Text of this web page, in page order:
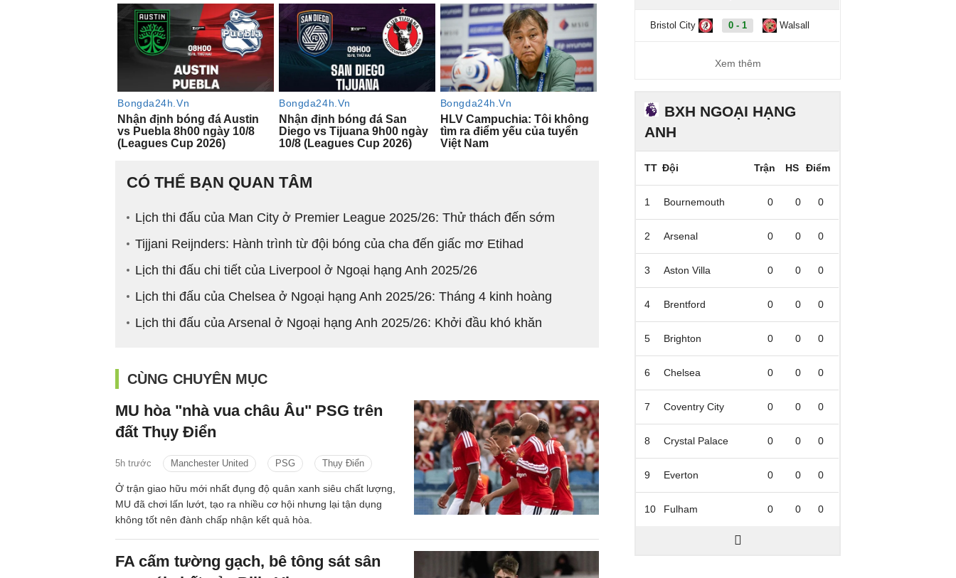
CÓ THỂ BẠN QUAN TÂM
Lịch thi đấu của Man City ở Premier League 2025/26: Thử thách đến sớm
Tijjani Reijnders: Hành trình từ đội bóng của cha đến giấc mơ Etihad
Lịch thi đấu chi tiết của Liverpool ở Ngoại hạng Anh 2025/26
Lịch thi đấu của Chelsea ở Ngoại hạng Anh 2025/26: Tháng 4 kinh hoàng
Lịch thi đấu của Arsenal ở Ngoại hạng Anh 2025/26: Khởi đầu khó khăn
CÙNG CHUYÊN MỤC
MU hòa "nhà vua châu Âu" PSG trên
đất Thụy Điển
5h trước Manchester United PSG Thụy Điển
Ở trận giao hữu mới nhất đụng độ quân xanh siêu chất lượng,
MU đã chơi lấn lướt, tạo ra nhiều cơ hội nhưng lại tận dụng
không tốt nên đành chấp nhận kết quả hòa.
FA cấm tường gạch, bê tông sát sân
Bristol City 0 - 1 Walsall
Xem thêm
BXH NGOẠI HẠNG
ANH
TT Đội Trận HS Điểm
1 Bournemouth 0 0 0
2 Arsenal 0 0 0
3 Aston Villa 0 0 0
4 Brentford 0 0 0
5 Brighton 0 0 0
6 Chelsea 0 0 0
7 Coventry City 0 0 0
8 Crystal Palace 0 0 0
9 Everton 0 0 0
10 Fulham 0 0 0